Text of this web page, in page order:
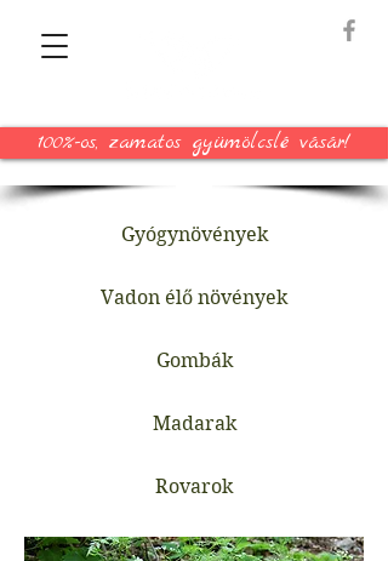
100%-os, zamatos gyümölcslé vásár!
Gyógynövények
Vadon élő növények
Gombák
Madarak
Rovarok